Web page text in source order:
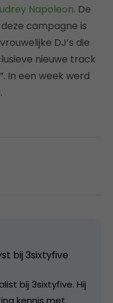
Napoleon. De
campagne is
DJ’s die
nieuwe track
In een week werd
bij 3sixtyfive
bij 3sixtyfive. Hij
kennis met